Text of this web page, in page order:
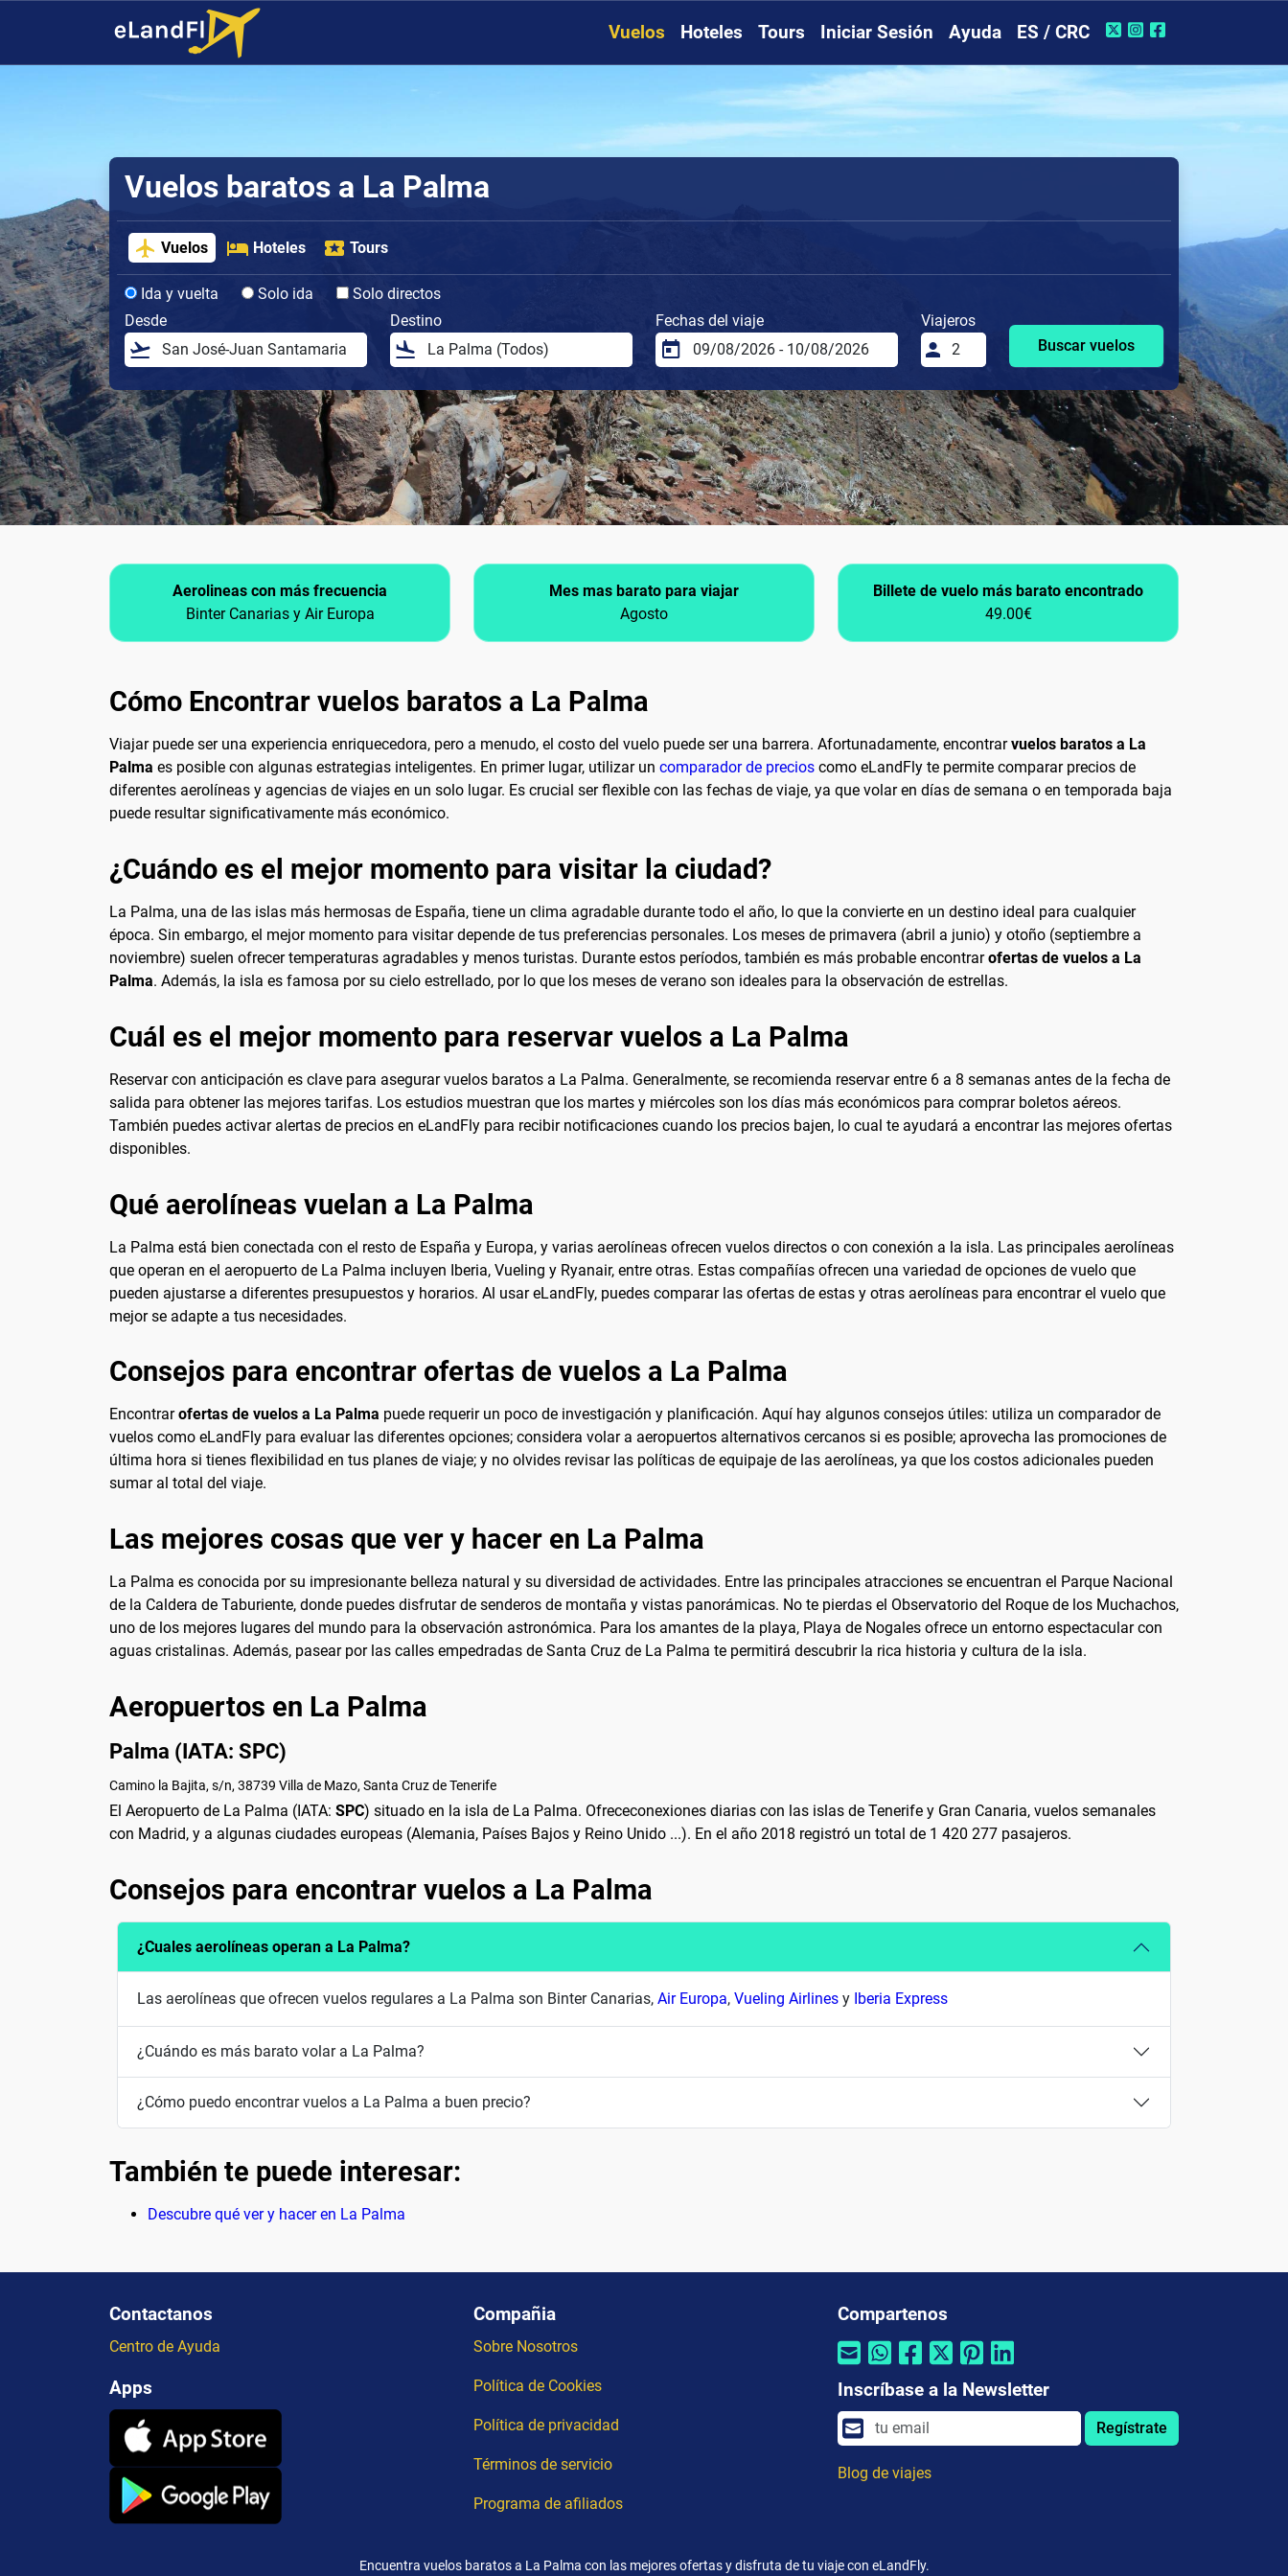
Vuelos Hoteles Tours Iniciar Sesión Ayuda ES / CRC
Vuelos baratos a La Palma
Vuelos Hoteles Tours
Ida y vuelta Solo ida
Solo directos
Desde
Destino Fechas del viaje
Viajeros
Buscar vuelos
Aerolineas con más frecuencia
Binter Canarias y Air Europa
Mes mas barato para viajar
Agosto
Billete de vuelo más barato encontrado
49.00€
Cómo Encontrar vuelos baratos a La Palma
Viajar puede ser una experiencia enriquecedora, pero a menudo, el costo del vuelo puede ser una barrera. Afortunadamente, encontrarvuelos baratos a La
Palma es posible con algunas estrategias inteligentes. En primer lugar, utilizar un comparador de precios como eLandFly te permite comparar precios de
diferentes aerolíneas y agencias de viajes en un solo lugar. Es crucial ser flexible con las fechas de viaje, ya que volar en días de semana o en temporada baja
puede resultar significativamente más económico.
¿Cuándo es el mejor momento para visitar la ciudad?
La Palma, una de las islas más hermosas de España, tiene un clima agradable durante todo el año, lo que la convierte en un destino ideal para cualquier
época. Sin embargo, el mejor momento para visitar depende de tus preferencias personales. Los meses de primavera (abril a junio) y otoño (septiembre a
noviembre) suelen ofrecer temperaturas agradables y menos turistas. Durante estos períodos, también es más probable encontrarofertas de vuelos a La
Palma. Además, la isla es famosa por su cielo estrellado, por lo que los meses de verano son ideales para la observación de estrellas.
Cuál es el mejor momento para reservar vuelos a La Palma
Reservar con anticipación es clave para asegurar vuelos baratos a La Palma. Generalmente, se recomienda reservar entre 6 a 8 semanas antes de la fecha de
salida para obtener las mejores tarifas. Los estudios muestran que los martes y miércoles son los días más económicos para comprar boletos aéreos.
También puedes activar alertas de precios en eLandFly para recibir notificaciones cuando los precios bajen, lo cual te ayudará a encontrar las mejores ofertas
disponibles.
Qué aerolíneas vuelan a La Palma
La Palma está bien conectada con el resto de España y Europa, y varias aerolíneas ofrecen vuelos directos o con conexión a la isla. Las principales aerolíneas
que operan en el aeropuerto de La Palma incluyen Iberia, Vueling y Ryanair, entre otras. Estas compañías ofrecen una variedad de opciones de vuelo que
pueden ajustarse a diferentes presupuestos y horarios. Al usar eLandFly, puedes comparar las ofertas de estas y otras aerolíneas para encontrar el vuelo que
mejor se adapte a tus necesidades.
Consejos para encontrar ofertas de vuelos a La Palma
Encontrarofertas de vuelos a La Palma puede requerir un poco de investigación y planificación. Aquí hay algunos consejos útiles: utiliza un comparador de
vuelos como eLandFly para evaluar las diferentes opciones; considera volar a aeropuertos alternativos cercanos si es posible; aprovecha las promociones de
última hora si tienes flexibilidad en tus planes de viaje; y no olvides revisar las políticas de equipaje de las aerolíneas, ya que los costos adicionales pueden
sumar al total del viaje.
Las mejores cosas que ver y hacer en La Palma
La Palma es conocida por su impresionante belleza natural y su diversidad de actividades. Entre las principales atracciones se encuentran el Parque Nacional
de la Caldera de Taburiente, donde puedes disfrutar de senderos de montaña y vistas panorámicas. No te pierdas el Observatorio del Roque de los Muchachos,
uno de los mejores lugares del mundo para la observación astronómica. Para los amantes de la playa, Playa de Nogales ofrece un entorno espectacular con
aguas cristalinas. Además, pasear por las calles empedradas de Santa Cruz de La Palma te permitirá descubrir la rica historia y cultura de la isla.
Aeropuertos en La Palma
Palma (IATA: SPC)
Camino la Bajita, s/n, 38739 Villa de Mazo, Santa Cruz de Tenerife
El Aeropuerto de La Palma (IATA: SPC) situado en la isla de La Palma. Ofrececonexiones diarias con las islas de Tenerife y Gran Canaria, vuelos semanales
con Madrid, y a algunas ciudades europeas (Alemania, Países Bajos y Reino Unido ...). En el año 2018 registró un total de 1 420 277 pasajeros.
Consejos para encontrar vuelos a La Palma
¿Cuales aerolíneas operan a La Palma?
Las aerolíneas que ofrecen vuelos regulares a La Palma son Binter Canarias, Air Europa, Vueling Airlines y Iberia Express
¿Cuándo es más barato volar a La Palma?
¿Cómo puedo encontrar vuelos a La Palma a buen precio?
También te puede interesar:
Descubre qué ver y hacer en La Palma
Contactanos
Centro de Ayuda
Apps
Compañia
Sobre Nosotros
Política de Cookies
Política de privacidad
Términos de servicio
Programa de afiliados
Compartenos
Inscríbase a la Newsletter
Regístrate
Blog de viajes
Encuentra vuelos baratos a La Palma con las mejores ofertas y disfruta de tu viaje con eLandFly.